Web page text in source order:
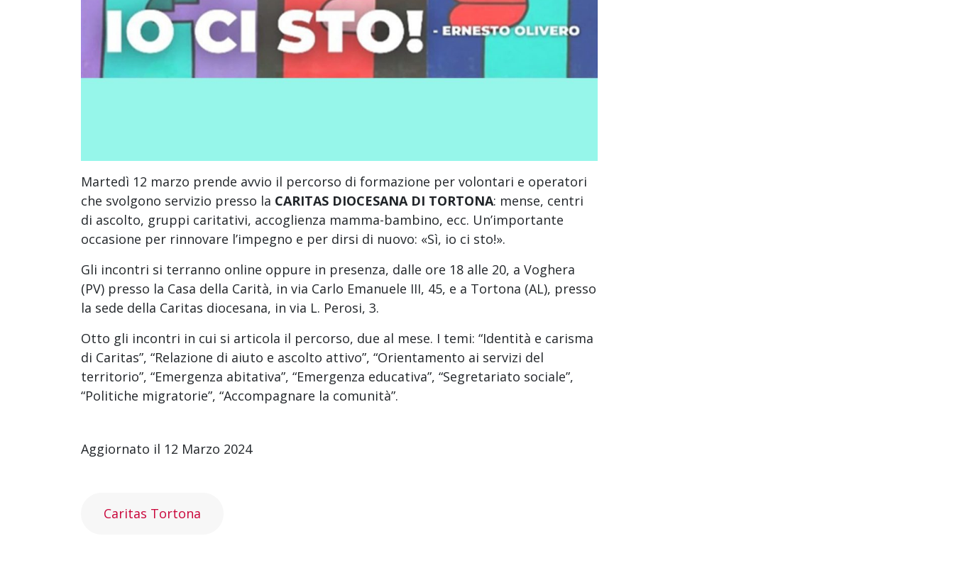
Martedì 12 marzo prende avvio il percorso di formazione per volontari e operatori
che svolgono servizio presso la CARITAS DIOCESANA DI TORTONA: mense, centri
di ascolto, gruppi caritativi, accoglienza mamma-bambino, ecc. Un’importante
occasione per rinnovare l’impegno e per dirsi di nuovo: «Sì, io ci sto!».
Gli incontri si terranno online oppure in presenza, dalle ore 18 alle 20, a Voghera
(PV) presso la Casa della Carità, in via Carlo Emanuele III, 45, e a Tortona (AL), presso
la sede della Caritas diocesana, in via L. Perosi, 3.
Otto gli incontri in cui si articola il percorso, due al mese. I temi: “Identità e carisma
di Caritas”, “Relazione di aiuto e ascolto attivo”, “Orientamento ai servizi del
territorio”, “Emergenza abitativa”, “Emergenza educativa”, “Segretariato sociale”,
“Politiche migratorie”, “Accompagnare la comunità”.
Aggiornato il 12 Marzo 2024
Caritas Tortona